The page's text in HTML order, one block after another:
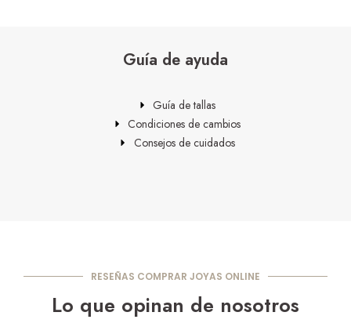
Guía de ayuda
Guía de tallas
Condiciones de cambios
Consejos de cuidados
RESEÑAS COMPRAR JOYAS ONLINE
Lo que opinan de nosotros